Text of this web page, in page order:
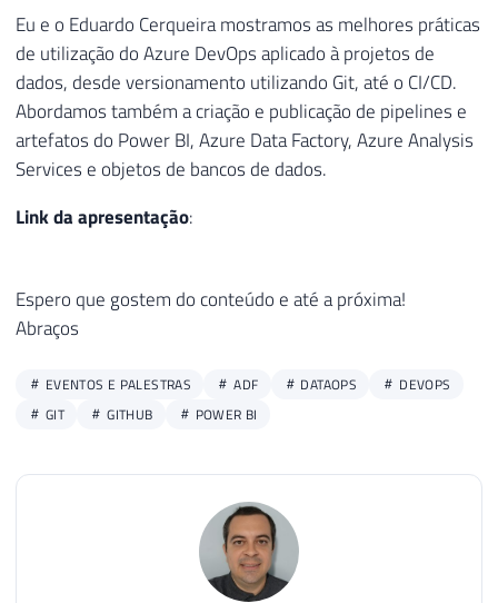
Eu e o Eduardo Cerqueira mostramos as melhores práticas
de utilização do Azure DevOps aplicado à projetos de
dados, desde versionamento utilizando Git, até o CI/CD.
Abordamos também a criação e publicação de pipelines e
artefatos do Power BI, Azure Data Factory, Azure Analysis
Services e objetos de bancos de dados.
Link da apresentação:
Espero que gostem do conteúdo e até a próxima!
Abraços
EVENTOS E PALESTRAS ADF DATAOPS
DEVOPS
GIT
GITHUB POWER BI